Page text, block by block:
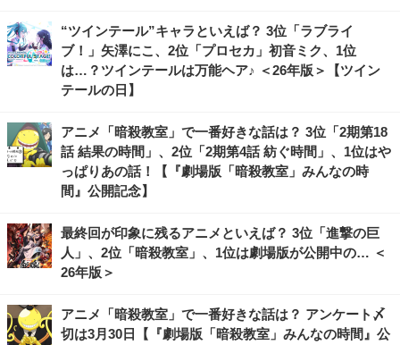
“ツインテール”キャラといえば？ 3位「ラブライ
ブ！」矢澤にこ、2位「プロセカ」初音ミク、1位
は…？ツインテールは万能ヘア♪ ＜26年版＞【ツイン
テールの日】
アニメ「暗殺教室」で一番好きな話は？ 3位「2期第18
話 結果の時間」、2位「2期第4話 紡ぐ時間」、1位はや
っぱりあの話！【『劇場版「暗殺教室」みんなの時
間』公開記念】
最終回が印象に残るアニメといえば？ 3位「進撃の巨
人」、2位「暗殺教室」、1位は劇場版が公開中の… ＜
26年版＞
アニメ「暗殺教室」で一番好きな話は？ アンケート〆
切は3月30日【『劇場版「暗殺教室」みんなの時間』公